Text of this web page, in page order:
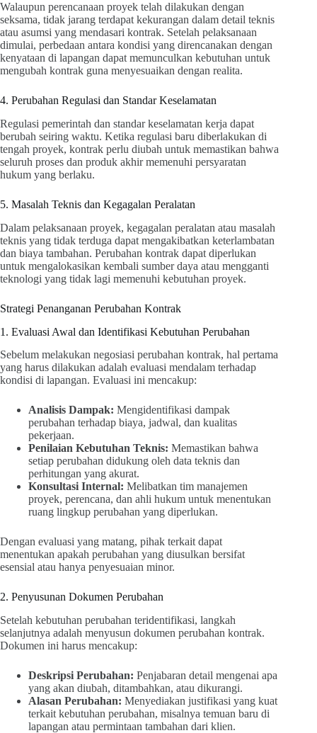
Walaupun perencanaan proyek telah dilakukan dengan
seksama, tidak jarang terdapat kekurangan dalam detail teknis
atau asumsi yang mendasari kontrak. Setelah pelaksanaan
dimulai, perbedaan antara kondisi yang direncanakan dengan
kenyataan di lapangan dapat memunculkan kebutuhan untuk
mengubah kontrak guna menyesuaikan dengan realita.
4. Perubahan Regulasi dan Standar Keselamatan
Regulasi pemerintah dan standar keselamatan kerja dapat
berubah seiring waktu. Ketika regulasi baru diberlakukan di
tengah proyek, kontrak perlu diubah untuk memastikan bahwa
seluruh proses dan produk akhir memenuhi persyaratan
hukum yang berlaku.
5. Masalah Teknis dan Kegagalan Peralatan
Dalam pelaksanaan proyek, kegagalan peralatan atau masalah
teknis yang tidak terduga dapat mengakibatkan keterlambatan
dan biaya tambahan. Perubahan kontrak dapat diperlukan
untuk mengalokasikan kembali sumber daya atau mengganti
teknologi yang tidak lagi memenuhi kebutuhan proyek.
Strategi Penanganan Perubahan Kontrak
1. Evaluasi Awal dan Identifikasi Kebutuhan Perubahan
Sebelum melakukan negosiasi perubahan kontrak, hal pertama
yang harus dilakukan adalah evaluasi mendalam terhadap
kondisi di lapangan. Evaluasi ini mencakup:
Analisis Dampak: Mengidentifikasi dampak
perubahan terhadap biaya, jadwal, dan kualitas
pekerjaan.
Penilaian Kebutuhan Teknis: Memastikan bahwa
setiap perubahan didukung oleh data teknis dan
perhitungan yang akurat.
Konsultasi Internal: Melibatkan tim manajemen
proyek, perencana, dan ahli hukum untuk menentukan
ruang lingkup perubahan yang diperlukan.
Dengan evaluasi yang matang, pihak terkait dapat
menentukan apakah perubahan yang diusulkan bersifat
esensial atau hanya penyesuaian minor.
2. Penyusunan Dokumen Perubahan
Setelah kebutuhan perubahan teridentifikasi, langkah
selanjutnya adalah menyusun dokumen perubahan kontrak.
Dokumen ini harus mencakup:
Deskripsi Perubahan: Penjabaran detail mengenai apa
yang akan diubah, ditambahkan, atau dikurangi.
Alasan Perubahan: Menyediakan justifikasi yang kuat
terkait kebutuhan perubahan, misalnya temuan baru di
lapangan atau permintaan tambahan dari klien.